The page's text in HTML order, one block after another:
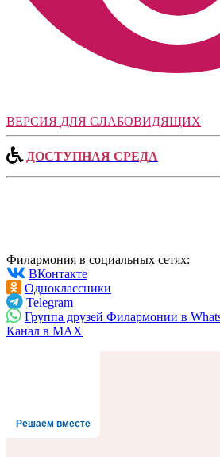
ВЕРСИЯ ДЛЯ СЛАБОВИДЯЩИХ
ДОСТУПНАЯ СРЕДА
Филармония в социальных сетях:
ВКонтакте
Одноклассники
Telegram
Группа друзей Филармонии в
Канал в MAX
Решаем вместе